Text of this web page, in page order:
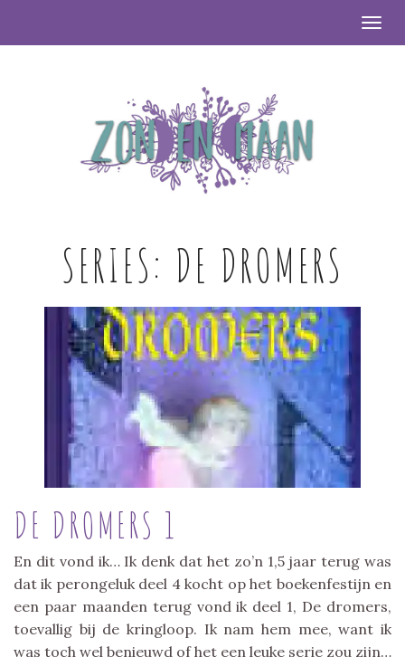
SERIES: DE DROMERS
DE DROMERS 1
En dit vond ik… Ik denk dat het zo’n 1,5 jaar terug was
dat ik perongeluk deel 4 kocht op het boekenfestijn en
een paar maanden terug vond ik deel 1, De dromers,
toevallig bij de kringloop. Ik nam hem mee, want ik
was toch wel benieuwd of het een leuke serie zou zijn…